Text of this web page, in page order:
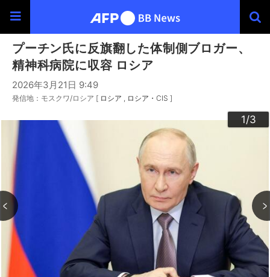
プーチン氏に反旗翻した体制側ブロガー、
精神科病院に収容 ロシア
2026年3月21日 9:49
発信地：モスクワ/ロシア [ ロシア ロシア・CIS ]
1/3
2/3
3/3